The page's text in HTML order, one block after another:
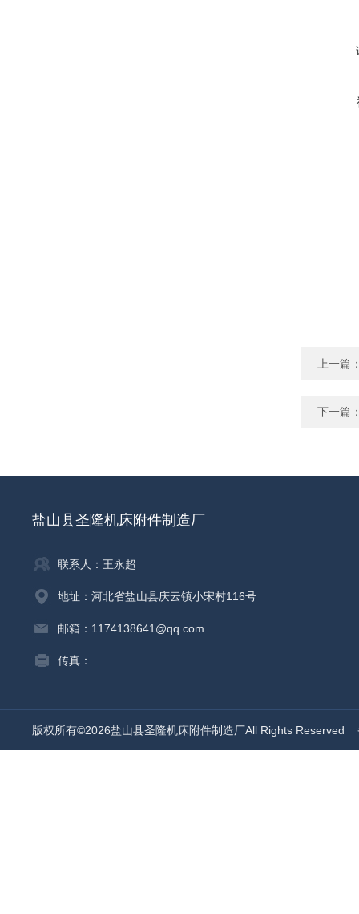
上一篇
下一篇
盐山县圣隆机床附件制造厂
联系人：王永超
地址：河北省盐山县庆云镇小宋村116号
邮箱：1174138641@qq.com
传真：
版权所有©2026盐山县圣隆机床附件制造厂All Rights Reserved